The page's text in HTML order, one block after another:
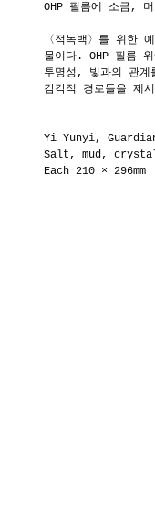
OHP 필름에 소금,
〈적녹백〉를 위한
물이다. OHP 필름
투명성, 빛과의 관계
감각적 경로들을 제
Yi Yunyi,
Salt, mud,
Each 210 × 296mm